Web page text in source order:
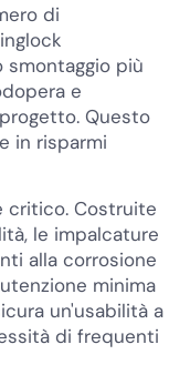
di
smontaggio più
e
Questo
in risparmi
critico. Costruite
le impalcature
alla corrosione
minima
un'usabilità a
di frequenti